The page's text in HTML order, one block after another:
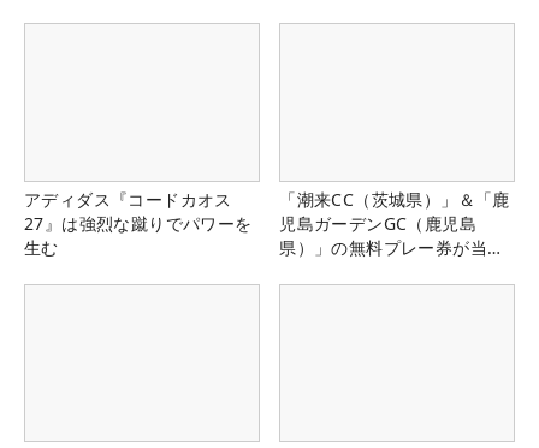
アディダス『コードカオス
27』は強烈な蹴りでパワーを
生む
「潮来CC（茨城県）」＆「鹿
児島ガーデンGC（鹿児島
県）」の無料プレー券が当た